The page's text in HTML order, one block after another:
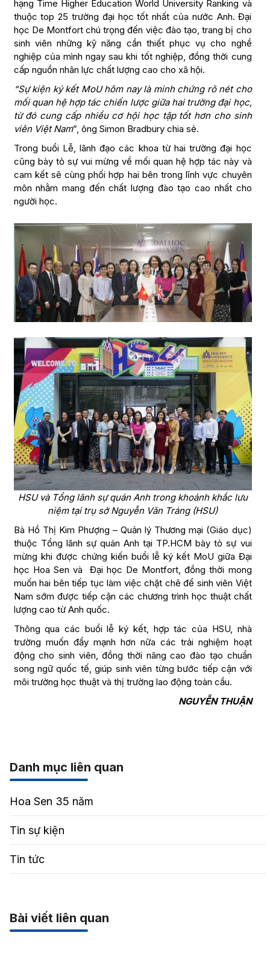
hạng Time Higher Education World University Ranking và
thuộc top 25 trường đại học tốt nhất của nước Anh. Đại
học De Montfort chú trọng đến việc đào tạo, trang bị cho
sinh viên những kỹ năng cần thiết phục vụ cho nghề
nghiệp của mình ngay sau khi tốt nghiệp, đồng thời cung
cấp nguồn nhân lực chất lượng cao cho xã hội.
“Sự kiện ký kết MoU hôm nay là minh chứng rõ nét cho
mối quan hệ hợp tác chiến lược giữa hai trường đại học,
từ đó cung cấp nhiều cơ hội học tập tốt hơn cho sinh
viên Việt Nam”, ông Simon Bradbury chia sẻ.
Trong buổi Lễ, lãnh đạo các khoa từ hai trường đại học
cũng bày tỏ sự vui mừng về mối quan hệ hợp tác này và
cam kết sẽ cùng phối hợp hai bên trong lĩnh vực chuyên
môn nhằm mang đến chất lượng đào tạo cao nhất cho
người học.
HSU và Tổng lãnh sự quán Anh trong khoảnh khắc lưu
niệm tại trụ sở Nguyễn Văn Tráng (HSU)
Bà Hồ Thị Kim Phượng – Quản lý Thương mại (Giáo dục)
thuộc Tổng lãnh sự quán Anh tại TP.HCM bày tỏ sự vui
mừng khi được chứng kiến buổi lễ ký kết MoU giữa Đại
học Hoa Sen và Đại học De Montfort, đồng thời mong
muốn hai bên tiếp tục làm việc chặt chẽ để sinh viên Việt
Nam sớm được tiếp cận các chương trình học thuật chất
lượng cao từ Anh quốc.
Thông qua các buổi lễ ký kết, hợp tác của HSU, nhà
trường muốn đẩy mạnh hơn nữa các trải nghiệm hoạt
động cho sinh viên, đồng thời nâng cao đào tạo chuẩn
song ngữ quốc tế, giúp sinh viên từng bước tiếp cận với
môi trường học thuật và thị trường lao động toàn cầu.
NGUYỄN THUẬN
Danh mục liên quan
Hoa Sen 35 năm
Tin sự kiện
Tin tức
Bài viết liên quan